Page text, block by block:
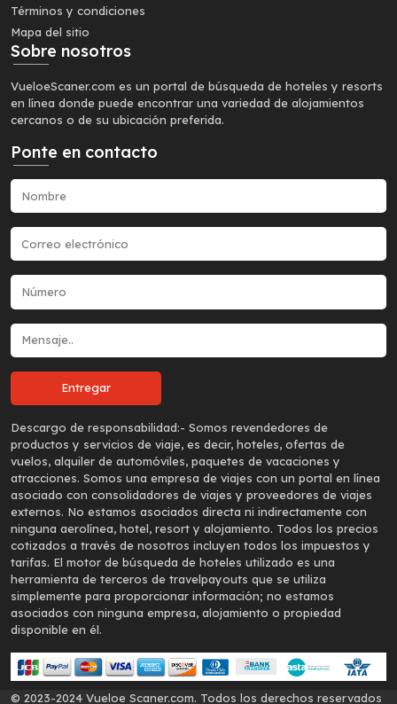
Términos y condiciones
Mapa del sitio
Sobre nosotros
VueloeScaner.com es un portal de búsqueda de hoteles y resorts
en línea donde puede encontrar una variedad de alojamientos
cercanos o de su ubicación preferida.
Ponte en contacto
Descargo de responsabilidad:- Somos revendedores de
productos y servicios de viaje, es decir, hoteles, ofertas de
vuelos, alquiler de automóviles, paquetes de vacaciones y
atracciones. Somos una empresa de viajes con un portal en línea
asociado con consolidadores de viajes y proveedores de viajes
externos. No estamos asociados directa ni indirectamente con
ninguna aerolínea, hotel, resort y alojamiento. Todos los precios
cotizados a través de nosotros incluyen todos los impuestos y
tarifas. El motor de búsqueda de hoteles utilizado es una
herramienta de terceros de travelpayouts que se utiliza
simplemente para proporcionar información; no estamos
asociados con ninguna empresa, alojamiento o propiedad
disponible en él.
© 2023-2024 Vueloe Scaner.com. Todos los derechos reservados